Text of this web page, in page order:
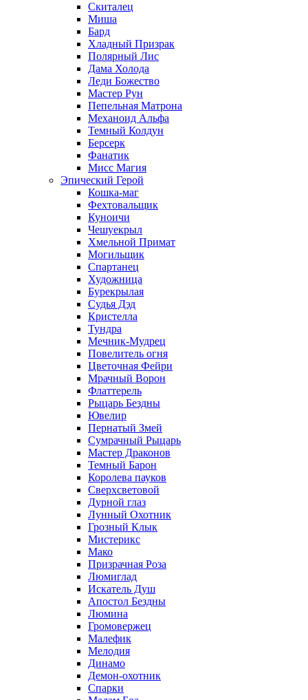
Скиталец
Миша
Бард
Хладный Призрак
Полярный Лис
Дама Холода
Леди Божество
Мастер Рун
Пепельная Матрона
Механоид Альфа
Темный Колдун
Берсерк
Фанатик
Мисс Магия
Эпический Герой
Кошка-маг
Фехтовальщик
Куноичи
Чешуекрыл
Хмельной Примат
Могильщик
Спартанец
Художница
Бурекрылая
Судья Дэд
Кристелла
Тундра
Мечник-Мудрец
Повелитель огня
Цветочная Фейри
Мрачный Ворон
Флаттерель
Рыцарь Бездны
Ювелир
Пернатый Змей
Сумрачный Рыцарь
Мастер Драконов
Темный Барон
Королева пауков
Сверхсветовой
Дурной глаз
Лунный Охотник
Грозный Клык
Мистерикс
Мако
Призрачная Роза
Люмиглад
Искатель Душ
Апостол Бездны
Люмина
Громовержец
Малефик
Мелодия
Динамо
Демон-охотник
Спарки